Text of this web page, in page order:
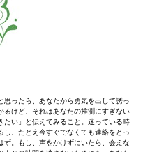
ったら、あなたから勇気を出して誘っ
るけど、それはあなたの推測にすぎない
たい」と伝えてみること。迷っている時
し、たとえ今すぐでなくても連絡をとっ
。もし、声をかけずにいたら、会えな